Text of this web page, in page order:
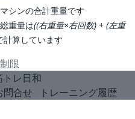
シンの合計重量です
重量は((右重量×右回数) + (左重
計算しています
限
トレ日和
問合せ トレーニング履歴